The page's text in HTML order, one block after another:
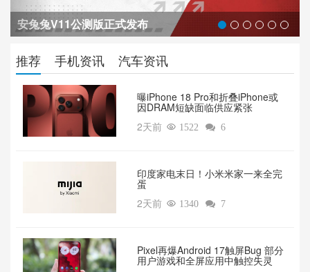
安兔兔V11公测版正式发布
推荐 手机资讯 汽车资讯
曝iPhone 18 Pro和折叠iPhone或
因DRAM短缺面临供应紧张
2天前  1522  6
印度家电末日！小米米家一来全完
蛋
2天前  1340  7
Pixel再爆Android 17触屏Bug 部分
用户游戏和全屏应用中触控失灵